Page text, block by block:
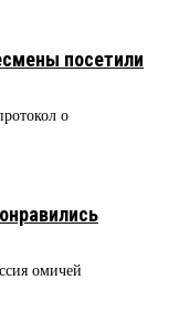
посетили
о
омичей